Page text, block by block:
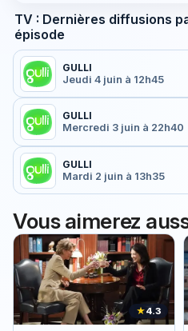
TV : Dernières diffusions
épisode
GULLI
Jeudi 4 juin à 12h45
GULLI
Mercredi 3 juin à 22h40
GULLI
Mardi 2 juin à 13h35
Vous aimerez
★4.3